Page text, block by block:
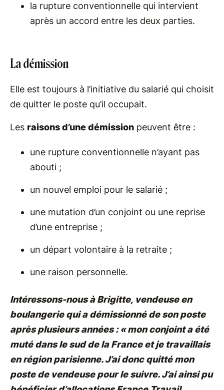
la rupture conventionnelle qui intervient
après un accord entre les deux parties.
La démission
Elle est toujours à l’initiative du salarié qui choisit
de quitter le poste qu’il occupait.
Les raisons d’une démission peuvent être :
une rupture conventionnelle n’ayant pas
abouti ;
un nouvel emploi pour le salarié ;
une mutation d’un conjoint ou une reprise
d’une entreprise ;
un départ volontaire à la retraite ;
une raison personnelle.
Intéressons-nous à Brigitte, vendeuse en
boulangerie qui a démissionné de son poste
après plusieurs années : « mon conjoint a été
muté dans le sud de la France et je travaillais
en région parisienne. J’ai donc quitté mon
poste de vendeuse pour le suivre. J’ai ainsi pu